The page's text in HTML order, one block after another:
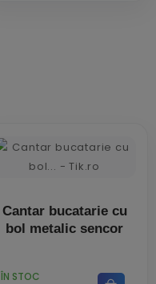
Cantar bucatarie cu
bol metalic sencor
PRET
ÎN STOC